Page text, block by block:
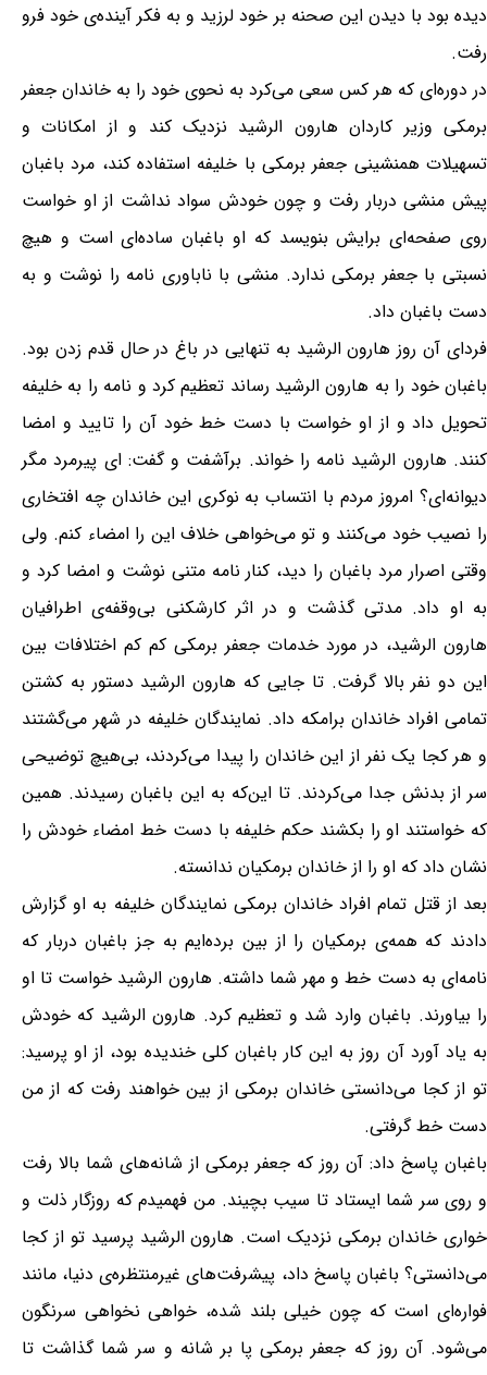
دیده بود با دیدن این صحنه بر خود لرزید و به فکر آینده‌ی خود فرو
رفت.
در دوره‌ای که هر کس سعی می‌کرد به نحوی خود را به خاندان جعفر
برمکی وزیر کاردان هارون الرشید نزدیک کند و از امکانات و
تسهیلات همنشینی جعفر برمکی با خلیفه استفاده کند، مرد باغبان
پیش منشی دربار رفت و چون خودش سواد نداشت از او خواست
روی صفحه‌ای برایش بنویسد که او باغبان ساده‌ای است و هیچ
نسبتی با جعفر برمکی ندارد. منشی با ناباوری نامه را نوشت و به
دست باغبان داد.
فردای آن روز هارون الرشید به تنهایی در باغ در حال قدم زدن بود.
باغبان خود را به هارون الرشید رساند تعظیم کرد و نامه را به خلیفه
تحویل داد و از او خواست با دست خط خود آن را تایید و امضا
کنند. هارون الرشید نامه را خواند. برآشفت و گفت:‌ ای پیرمرد مگر
دیوانه‌ای؟ امروز مردم با انتساب به نوکری این خاندان چه افتخاری
را نصیب خود می‌کنند و تو می‌خواهی خلاف این را امضاء کنم. ولی
وقتی اصرار مرد باغبان را دید، کنار نامه متنی نوشت و امضا کرد و
به او داد. مدتی گذشت و در اثر کارشکنی بی‌وقفه‌ی اطرافیان
هارون الرشید، در مورد خدمات جعفر برمکی کم کم اختلافات بین
این دو نفر بالا گرفت. تا جایی که هارون الرشید دستور به کشتن
تمامی افراد خاندان برامکه داد. نمایندگان خلیفه در شهر می‌گشتند
و هر کجا یک نفر از این خاندان را پیدا می‌کردند، بی‌هیچ توضیحی
سر از بدنش جدا می‌کردند. تا این‌که به این باغبان رسیدند. همین
که خواستند او را بکشند حکم خلیفه با دست خط امضاء خودش را
نشان داد که او را از خاندان برمکیان ندانسته.
بعد از قتل تمام افراد خاندان برمکی نمایندگان خلیفه به او گزارش
دادند که همه‌ی برمکیان را از بین برده‌ایم به جز باغبان دربار که
نامه‌ای به دست خط و مهر شما داشته. هارون الرشید خواست تا او
را بیاورند. باغبان وارد شد و تعظیم کرد. هارون الرشید که خودش
به یاد آورد آن روز به این کار باغبان کلی خندیده بود، از او پرسید:
تو از کجا می‌دانستی خاندان برمکی از بین خواهند رفت که از من
دست خط گرفتی.
باغبان پاسخ داد: آن روز که جعفر برمکی از شانه‌های شما بالا رفت
و روی سر شما ایستاد تا سیب بچیند. من فهمیدم که روزگار ذلت و
خواری خاندان برمکی نزدیک است. هارون الرشید پرسید تو از کجا
می‌دانستی؟ باغبان پاسخ داد، پیشرفت‌های غیرمنتظره‌ی دنیا، مانند
فواره‌ای است که چون خیلی بلند شده، خواهی نخواهی سرنگون
می‌شود. آن روز که جعفر برمکی پا بر شانه و سر شما گذاشت تا